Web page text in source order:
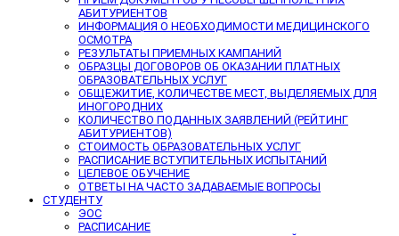
АБИТУРИЕНТОВ
ИНФОРМАЦИЯ О НЕОБХОДИМОСТИ МЕДИЦИНСКОГО
ОСМОТРА
РЕЗУЛЬТАТЫ ПРИЕМНЫХ КАМПАНИЙ
ОБРАЗЦЫ ДОГОВОРОВ ОБ ОКАЗАНИИ ПЛАТНЫХ
ОБРАЗОВАТЕЛЬНЫХ УСЛУГ
ОБЩЕЖИТИЕ, КОЛИЧЕСТВЕ МЕСТ, ВЫДЕЛЯЕМЫХ ДЛЯ
ИНОГОРОДНИХ
КОЛИЧЕСТВО ПОДАННЫХ ЗАЯВЛЕНИЙ (РЕЙТИНГ
АБИТУРИЕНТОВ)
СТОИМОСТЬ ОБРАЗОВАТЕЛЬНЫХ УСЛУГ
РАСПИСАНИЕ ВСТУПИТЕЛЬНЫХ ИСПЫТАНИЙ
ЦЕЛЕВОЕ ОБУЧЕНИЕ
ОТВЕТЫ НА ЧАСТО ЗАДАВАЕМЫЕ ВОПРОСЫ
СТУДЕНТУ
ЭОС
РАСПИСАНИЕ